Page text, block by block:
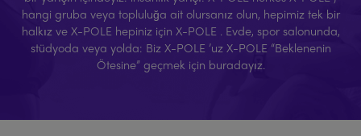
hangi gruba veya topluluğa ait olursanız olun, hepimiz tek bir
halkız ve X-POLE hepiniz için X-POLE . Evde, spor salonunda,
stüdyoda veya yolda: Biz X-POLE ’uz X-POLE “Beklenenin
Ötesine” geçmek için buradayız.